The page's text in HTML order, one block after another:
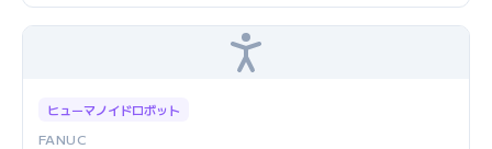
ヒューマノイドロボット
FANUC